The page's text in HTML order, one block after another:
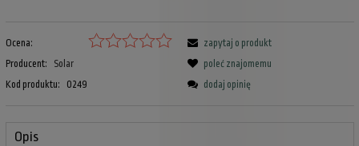
Ocena:
Producent:
Solar
Kod produktu:
0249
zapytaj o produkt
poleć znajomemu
dodaj opinię
Opis